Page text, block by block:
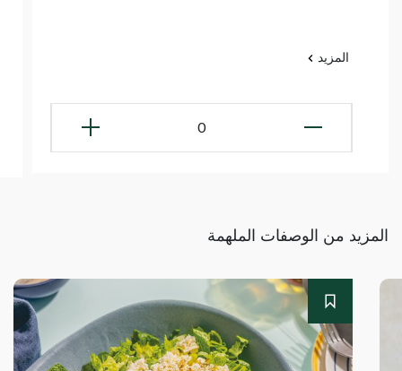
المزيد
0
المزيد من الوصفات الملهمة